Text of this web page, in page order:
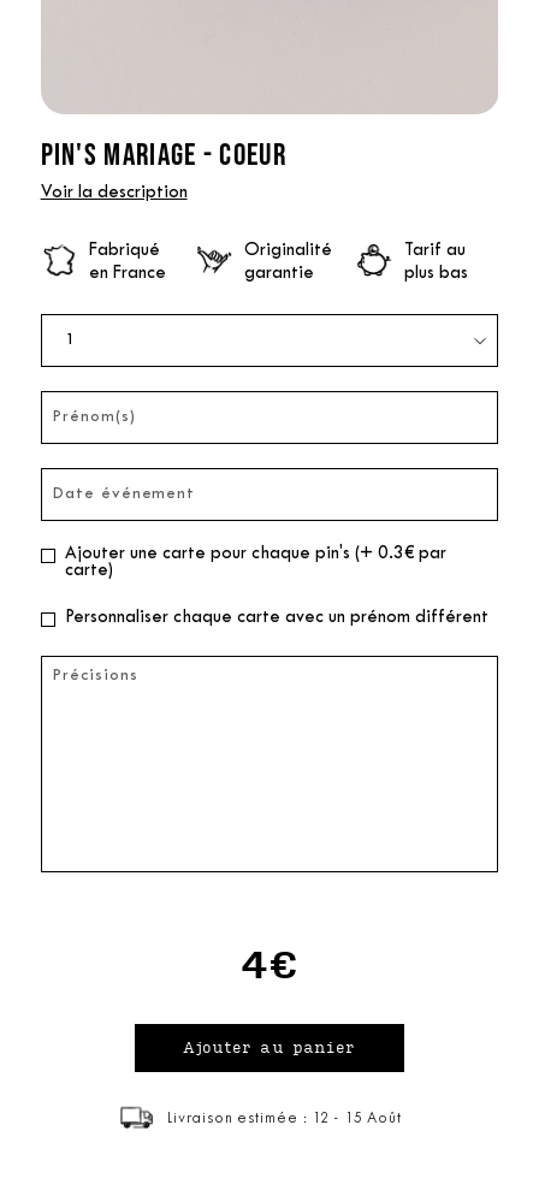
PIN'S MARIAGE - COEUR
Voir la description
Fabriqué
en France
Originalité
garantie
Tarif au
plus bas
Ajouter une carte pour chaque pin's (+ 0.3€ par
carte)
Personnaliser chaque carte avec un prénom différent
4€
Livraison estimée : 12 - 15 Août